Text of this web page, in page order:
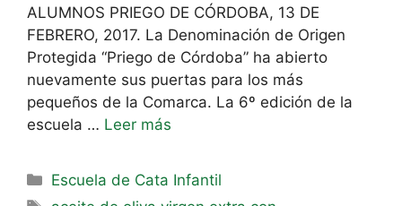
ALUMNOS PRIEGO DE CÓRDOBA, 13 DE
FEBRERO, 2017. La Denominación de Origen
Protegida “Priego de Córdoba” ha abierto
nuevamente sus puertas para los más
pequeños de la Comarca. La 6º edición de la
escuela … Leer más
Escuela de Cata Infantil